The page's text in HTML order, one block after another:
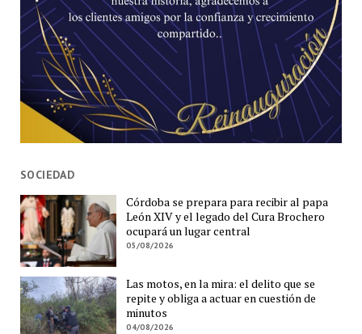
SOCIEDAD
Córdoba se prepara para recibir al papa
León XIV y el legado del Cura Brochero
ocupará un lugar central
05/08/2026
Las motos, en la mira: el delito que se
repite y obliga a actuar en cuestión de
minutos
04/08/2026